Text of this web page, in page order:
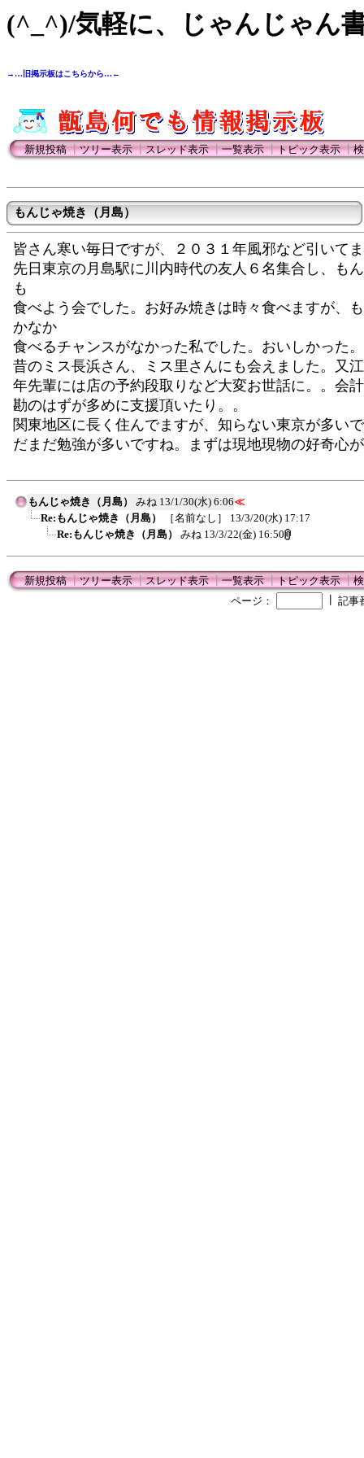
(^_^)/気軽に、じゃんじゃん
→…旧掲示板はこちらから…←
新規投稿┃ツリー表示┃スレッド表示┃一覧表示┃トピック表示┃
もんじゃ焼き（月島）
皆さん寒い毎日ですが、２０３１年風邪など引いて
先日東京の月島駅に川内時代の友人６名集合し、も
も
食べよう会でした。お好み焼きは時々食べますが、
かなか
食べるチャンスがなかった私でした。おいしかった
昔のミス長浜さん、ミス里さんにも会えました。又
年先輩には店の予約段取りなど大変お世話に。。会
勘のはずが多めに支援頂いたり。。
関東地区に長く住んでますが、知らない東京が多い
だまだ勉強が多いですね。まずは現地現物の好奇心
もんじゃ焼き（月島） みね 13/1/30(水) 6:06≪
Re:もんじゃ焼き（月島）
［名前なし］
13/3/20(水) 17:17
Re:もんじゃ焼き（月島）
みね 13/3/22(金) 16:50
新規投稿┃ツリー表示┃スレッド表示┃一覧表示┃トピック表示┃
ページ：
記事